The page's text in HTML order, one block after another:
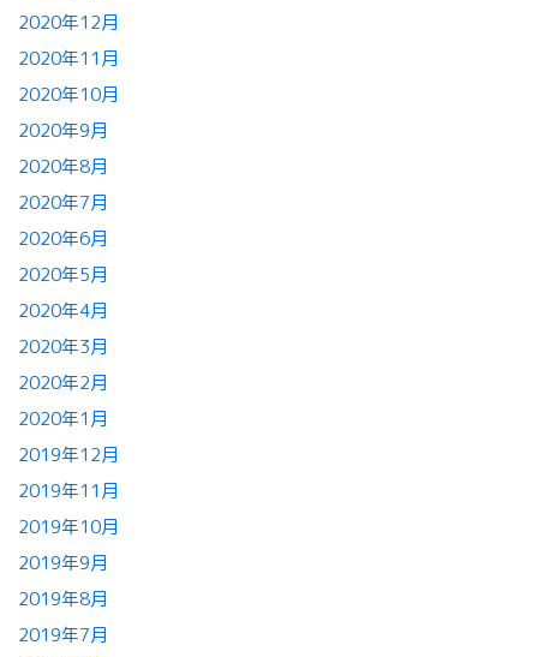
2020年12月
2020年11月
2020年10月
2020年9月
2020年8月
2020年7月
2020年6月
2020年5月
2020年4月
2020年3月
2020年2月
2020年1月
2019年12月
2019年11月
2019年10月
2019年9月
2019年8月
2019年7月